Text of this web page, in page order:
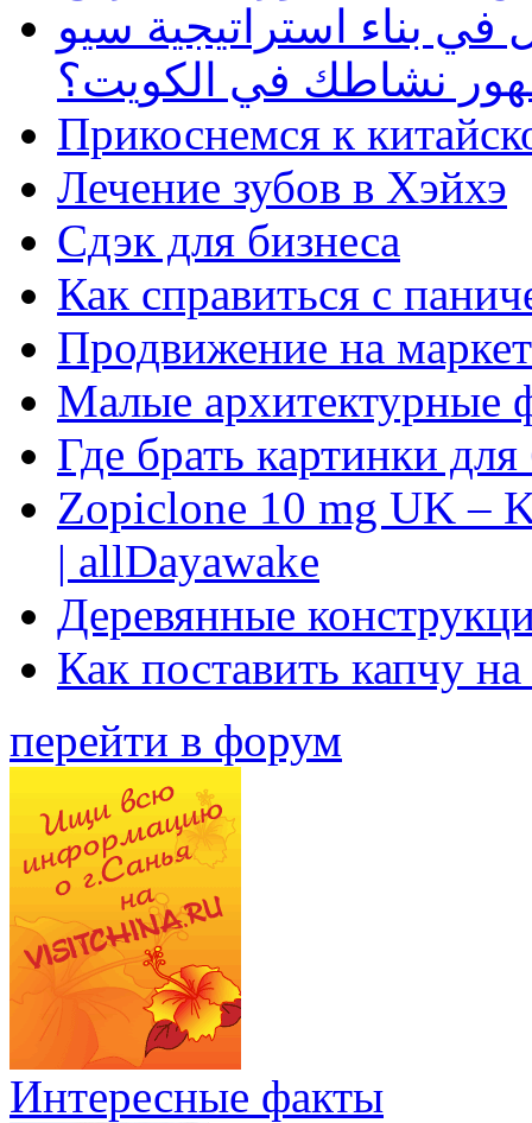
بناء استراتيجية سيو
نشاطك في الكويت؟
Прикоснемся к
Лечение зубов в Хэйхэ
Сдэк для бизнеса
Как справиться с
Продвижение на
Малые архитектурные
Где брать картинки
Zopiclone 10 mg UK –
| allDayawake
Деревянные
Как поставить капчу
перейти в форум
Интересные факты